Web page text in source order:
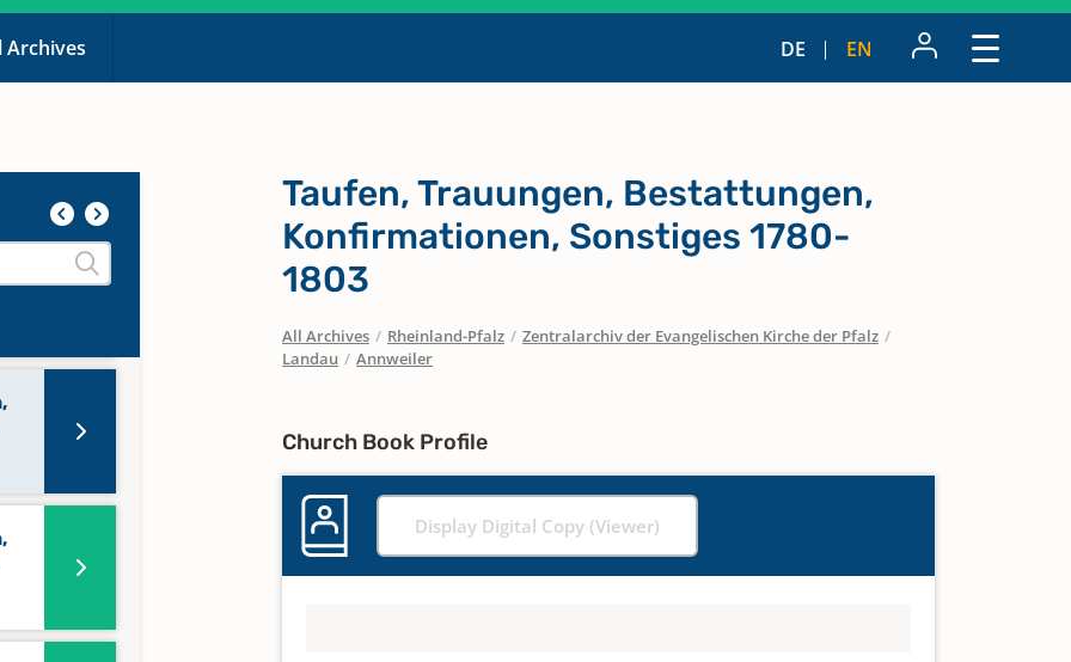
Archives DE EN
Taufen, Trauungen, Bestattungen,
Konfirmationen, Sonstiges 1780-
1803
All Archives / Rheinland-Pfalz / Zentralarchiv der Evangelischen Kirche der Pfalz /
Landau / Annweiler
Church Book Profile
Display Digital Copy (Viewer)